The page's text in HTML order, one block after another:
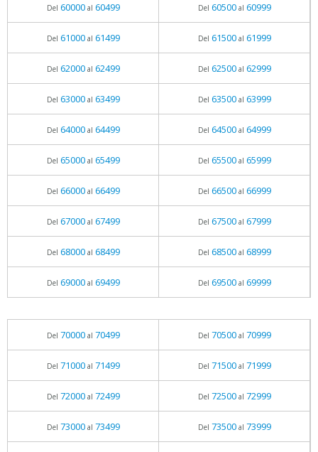
Del 60000al 60499 Del 60500al 60999
Del 61000al 61499 Del 61500al 61999
Del 62000al 62499 Del 62500al 62999
Del 63000al 63499 Del 63500al 63999
Del 64000al 64499 Del 64500al 64999
Del 65000al 65499 Del 65500al 65999
Del 66000al 66499 Del 66500al 66999
Del 67000al 67499 Del 67500al 67999
Del 68000al 68499 Del 68500al 68999
Del 69000al 69499 Del 69500al 69999
Del 70000al 70499 Del 70500al 70999
Del 71000al 71499 Del 71500al 71999
Del 72000al 72499 Del 72500al 72999
Del 73000al 73499 Del 73500al 73999